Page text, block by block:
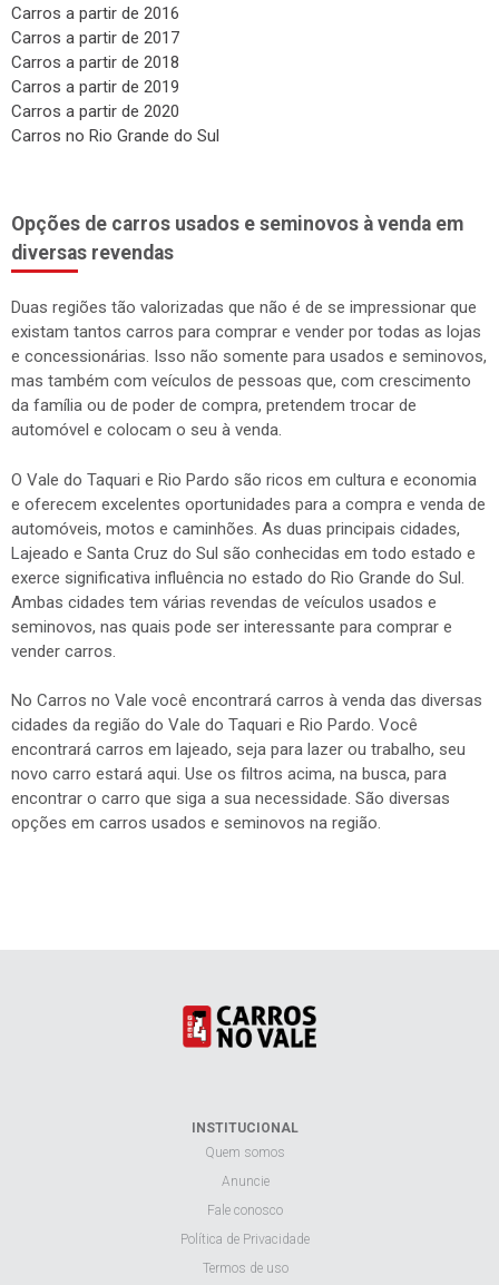
Carros a partir de 2016
Carros a partir de 2017
Carros a partir de 2018
Carros a partir de 2019
Carros a partir de 2020
Carros no Rio Grande do Sul
Opções de carros usados e seminovos à venda em
diversas revendas
Duas regiões tão valorizadas que não é de se impressionar que
existam tantos carros para comprar e vender por todas as lojas
e concessionárias. Isso não somente para usados e seminovos,
mas também com veículos de pessoas que, com crescimento
da família ou de poder de compra, pretendem trocar de
automóvel e colocam o seu à venda.
O Vale do Taquari e Rio Pardo são ricos em cultura e economia
e oferecem excelentes oportunidades para a compra e venda de
automóveis, motos e caminhões. As duas principais cidades,
Lajeado e Santa Cruz do Sul são conhecidas em todo estado e
exerce significativa influência no estado do Rio Grande do Sul.
Ambas cidades tem várias revendas de veículos usados e
seminovos, nas quais pode ser interessante para comprar e
vender carros.
No Carros no Vale você encontrará carros à venda das diversas
cidades da região do Vale do Taquari e Rio Pardo. Você
encontrará carros em lajeado, seja para lazer ou trabalho, seu
novo carro estará aqui. Use os filtros acima, na busca, para
encontrar o carro que siga a sua necessidade. São diversas
opções em carros usados e seminovos na região.
INSTITUCIONAL
Quem somos
Anuncie
Fale conosco
Política de Privacidade
Termos de uso